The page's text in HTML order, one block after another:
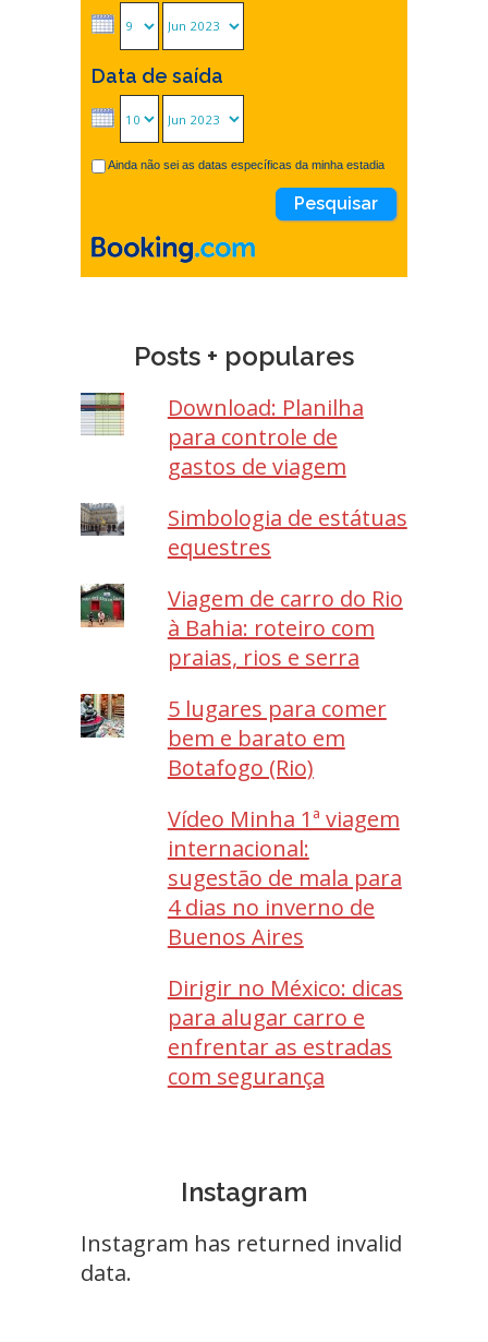
Data de saída
Ainda não sei as datas específicas da minha estadia
Posts + populares
Download: Planilha
para controle de
gastos de viagem
Simbologia de estátuas
equestres
Viagem de carro do Rio
à Bahia: roteiro com
praias, rios e serra
5 lugares para comer
bem e barato em
Botafogo (Rio)
Vídeo Minha 1ª viagem
internacional:
sugestão de mala para
4 dias no inverno de
Buenos Aires
Dirigir no México: dicas
para alugar carro e
enfrentar as estradas
com segurança
Instagram
Instagram has returned invalid
data.